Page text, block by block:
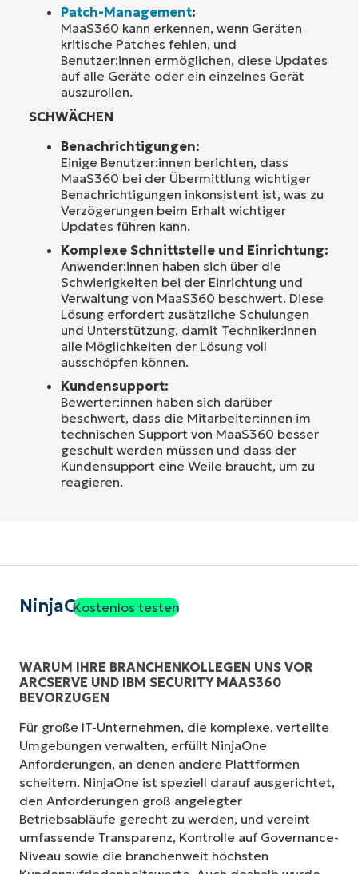
Patch-Management:
MaaS360 kann erkennen, wenn Geräten
kritische Patches fehlen, und
Benutzer:innen ermöglichen, diese Updates
auf alle Geräte oder ein einzelnes Gerät
auszurollen.
SCHWÄCHEN
Benachrichtigungen:
Einige Benutzer:innen berichten, dass
MaaS360 bei der Übermittlung wichtiger
Benachrichtigungen inkonsistent ist, was zu
Verzögerungen beim Erhalt wichtiger
Updates führen kann.
Komplexe Schnittstelle und Einrichtung:
Anwender:innen haben sich über die
Schwierigkeiten bei der Einrichtung und
Verwaltung von MaaS360 beschwert. Diese
Lösung erfordert zusätzliche Schulungen
und Unterstützung, damit Techniker:innen
alle Möglichkeiten der Lösung voll
ausschöpfen können.
Kundensupport:
Bewerter:innen haben sich darüber
beschwert, dass die Mitarbeiter:innen im
technischen Support von MaaS360 besser
geschult werden müssen und dass der
Kundensupport eine Weile braucht, um zu
reagieren.
NinjaOneKostenlos testen
WARUM IHRE BRANCHENKOLLEGEN UNS VOR
ARCSERVE UND IBM SECURITY MAAS360
BEVORZUGEN
Für große IT-Unternehmen, die komplexe, verteilte
Umgebungen verwalten, erfüllt NinjaOne
Anforderungen, an denen andere Plattformen
scheitern. NinjaOne ist speziell darauf ausgerichtet,
den Anforderungen groß angelegter
Betriebsabläufe gerecht zu werden, und vereint
umfassende Transparenz, Kontrolle auf Governance-
Niveau sowie die branchenweit höchsten